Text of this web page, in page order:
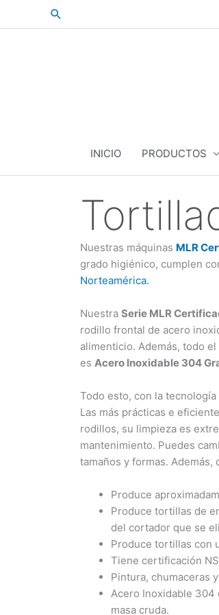
Search
INICIO PRODUCTOS
Nuestras máquinas MLR
grado higiénico, cumplen
Norteamérica.
Nuestra Serie MLR
rodillo frontal de acero
alimenticio. Además, todo
es Acero Inoxidable 304
Todo esto, con la
Las más prácticas e
rodillos, su limpieza es
mantenimiento. Puedes
tamaños y formas. Además,
Produce
Produce tortillas de
del cortador que se
Produce tortillas con
Tiene certificación
Pintura, chumaceras
Acero Inoxidable 304
masa cruda.